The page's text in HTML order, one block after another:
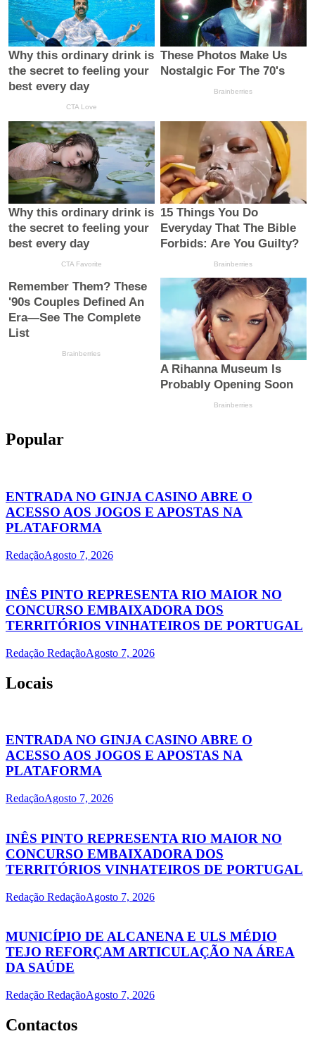
Popular
ENTRADA NO GINJA CASINO ABRE O
ACESSO AOS JOGOS E APOSTAS NA
PLATAFORMA
RedaçãoAgosto 7, 2026
INÊS PINTO REPRESENTA RIO MAIOR NO
CONCURSO EMBAIXADORA DOS
TERRITÓRIOS VINHATEIROS DE PORTUGAL
Redação RedaçãoAgosto 7, 2026
Locais
ENTRADA NO GINJA CASINO ABRE O
ACESSO AOS JOGOS E APOSTAS NA
PLATAFORMA
RedaçãoAgosto 7, 2026
INÊS PINTO REPRESENTA RIO MAIOR NO
CONCURSO EMBAIXADORA DOS
TERRITÓRIOS VINHATEIROS DE PORTUGAL
Redação RedaçãoAgosto 7, 2026
MUNICÍPIO DE ALCANENA E ULS MÉDIO
TEJO REFORÇAM ARTICULAÇÃO NA ÁREA
DA SAÚDE
Redação RedaçãoAgosto 7, 2026
Contactos